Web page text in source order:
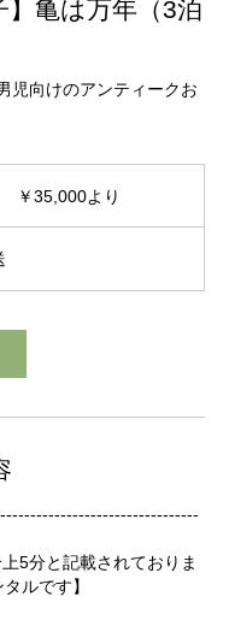
】亀は万年（3泊
児向けのアンティークお
￥35,000より
上5分と記載されておりま
ルです】